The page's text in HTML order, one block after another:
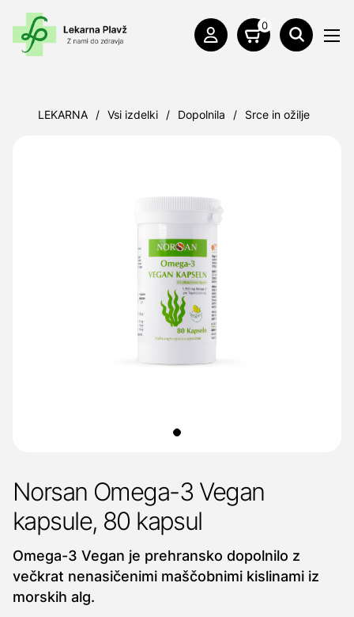
0
LEKARNA / Vsi izdelki / Dopolnila / Srce in ožilje
Norsan Omega-3 Vegan
kapsule, 80 kapsul
Omega-3 Vegan je prehransko dopolnilo z
večkrat nenasičenimi maščobnimi kislinami iz
morskih alg.